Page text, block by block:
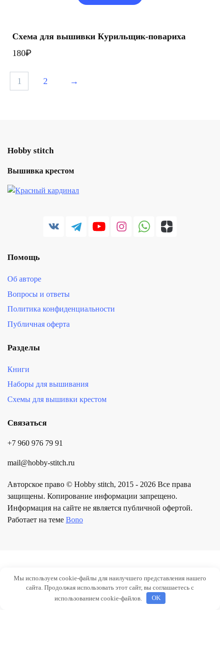
Схема для вышивки Курильщик-повариха
180₽
1 2 →
Hobby stitch
Вышивка крестом
Помощь
Об авторе
Вопросы и ответы
Политика конфиденциальности
Публичная оферта
Разделы
Книги
Наборы для вышивания
Схемы для вышивки крестом
Связаться
+7 960 976 79 91
mail@hobby-stitch.ru
Авторское право © Hobby stitch, 2015 - 2026 Все права
защищены. Копирование информации запрещено.
Информация на сайте не является публичной офертой.
Работает на теме Bono
Мы используем cookie-файлы для наилучшего представления нашего
сайта. Продолжая использовать этот сайт, вы соглашаетесь с
использованием cookie-файлов.
OK